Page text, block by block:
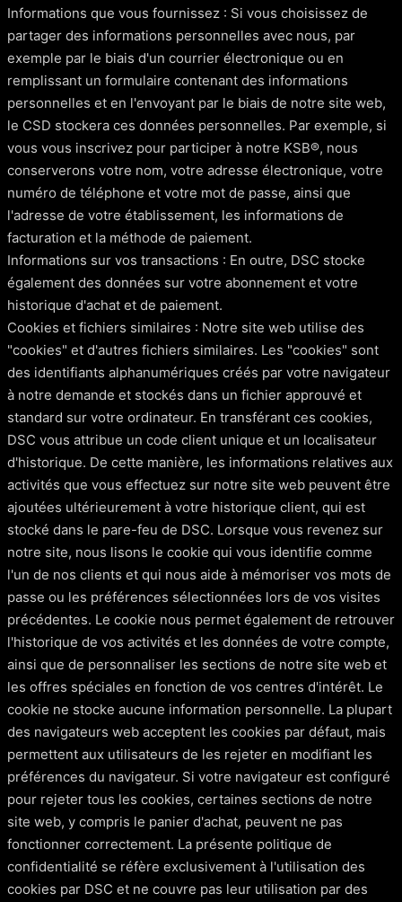
Informations que vous fournissez : Si vous choisissez de
partager des informations personnelles avec nous, par
exemple par le biais d'un courrier électronique ou en
remplissant un formulaire contenant des informations
personnelles et en l'envoyant par le biais de notre site web,
le CSD stockera ces données personnelles. Par exemple, si
vous vous inscrivez pour participer à notre KSB®, nous
conserverons votre nom, votre adresse électronique, votre
numéro de téléphone et votre mot de passe, ainsi que
l'adresse de votre établissement, les informations de
facturation et la méthode de paiement.
Informations sur vos transactions : En outre, DSC stocke
également des données sur votre abonnement et votre
historique d'achat et de paiement.
Cookies et fichiers similaires : Notre site web utilise des
"cookies" et d'autres fichiers similaires. Les "cookies" sont
des identifiants alphanumériques créés par votre navigateur
à notre demande et stockés dans un fichier approuvé et
standard sur votre ordinateur. En transférant ces cookies,
DSC vous attribue un code client unique et un localisateur
d'historique. De cette manière, les informations relatives aux
activités que vous effectuez sur notre site web peuvent être
ajoutées ultérieurement à votre historique client, qui est
stocké dans le pare-feu de DSC. Lorsque vous revenez sur
notre site, nous lisons le cookie qui vous identifie comme
l'un de nos clients et qui nous aide à mémoriser vos mots de
passe ou les préférences sélectionnées lors de vos visites
précédentes. Le cookie nous permet également de retrouver
l'historique de vos activités et les données de votre compte,
ainsi que de personnaliser les sections de notre site web et
les offres spéciales en fonction de vos centres d'intérêt. Le
cookie ne stocke aucune information personnelle. La plupart
des navigateurs web acceptent les cookies par défaut, mais
permettent aux utilisateurs de les rejeter en modifiant les
préférences du navigateur. Si votre navigateur est configuré
pour rejeter tous les cookies, certaines sections de notre
site web, y compris le panier d'achat, peuvent ne pas
fonctionner correctement. La présente politique de
confidentialité se réfère exclusivement à l'utilisation des
cookies par DSC et ne couvre pas leur utilisation par des